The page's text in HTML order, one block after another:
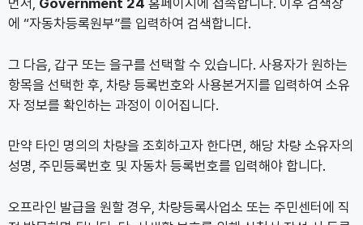
먼저, Government 24 홈페이지에 접속합니다. 이후 검색창
에 “자동차등록원부”를 입력하여 검색합니다.
그 다음, 갑구 또는 을구를 선택할 수 있습니다. 사용자가 원하는
항목을 선택한 후, 차량 등록번호와 사용본거지를 입력하여 소유
자 정보를 확인하는 과정이 이어집니다.
만약 타인 명의의 차량을 조회하고자 한다면, 해당 차량 소유자의
성명, 주민등록번호 및 자동차 등록번호를 입력해야 합니다.
오프라인 발급을 원할 경우, 차량등록사업소 또는 주민센터에 직